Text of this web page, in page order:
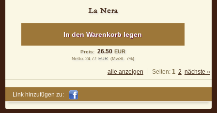
La Nera
In den Warenkorb legen
Preis: 26.50 EUR
Netto: 24.77 EUR (MwSt. 7%)
alle anzeigen Seiten: 1 2 nächste »
Link hinzufügen zu: